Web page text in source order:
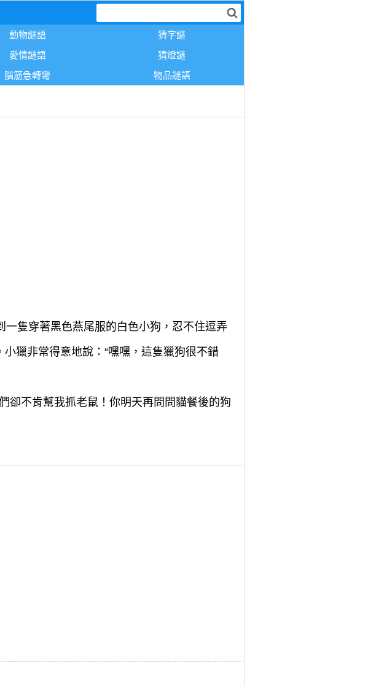
動物謎語
猜字謎
愛情謎語
猜燈謎
腦筋急轉彎 物品謎語
隻穿著黑色燕尾服的白色小狗，忍不住逗弄
獵非常得意地說：“嘿嘿，這隻獵狗很不錯
卻不肯幫我抓老鼠！你明天再問問貓餐後的狗